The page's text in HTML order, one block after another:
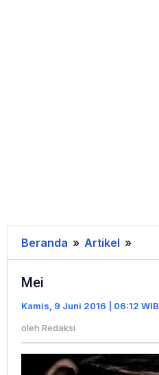
Beranda » Artikel »
Mei
Kamis, 9 Juni 2016 | 06:12 WIB
oleh Redaksi